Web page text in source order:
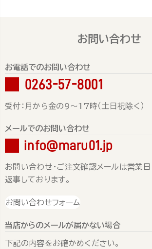
お問い合わせ
お電話でのお問い合わせ
0263-57-8001
受付：月から金の9～17時（土日祝除く）
メールでのお問い合わせ
info@maru01.jp
お問い合わせ・ご注文確認メールは営業
返事しております。
お問い合わせフォーム
当店からのメールが届かない場合
下記の内容をお確かめください。